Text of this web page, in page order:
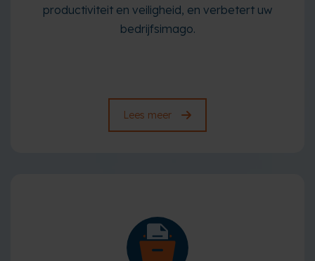
productiviteit en veiligheid, en verbetert uw
bedrijfsimago.
Lees meer